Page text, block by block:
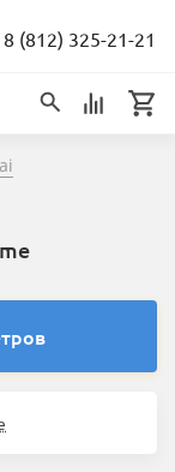
8 (812) 325-21-21